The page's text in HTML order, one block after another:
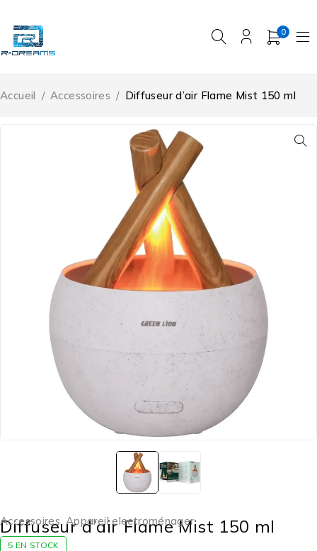
0
Accueil / Accessoires / Diffuseur d’air Flame Mist 150 ml
Accessoires, Appareil electroménager
Diffuseur d’air Flame Mist 150 ml
5 EN STOCK